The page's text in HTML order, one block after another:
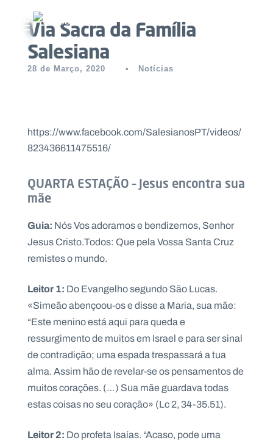
Abrir menu principal
28 de Março, 2020 • Notícias
Via Sacra da Família
Salesiana
https://www.facebook.com/SalesianosPT/videos/
823436611475516/
QUARTA ESTAÇÃO – Jesus encontra sua
mãe
Guia: Nós Vos adoramos e bendizemos, Senhor
Jesus Cristo.Todos: Que pela Vossa Santa Cruz
remistes o mundo.
Leitor 1: Do Evangelho segundo São Lucas.
«Simeão abençoou-os e disse a Maria, sua mãe:
“Este menino está aqui para queda e
ressurgimento de muitos em Israel e para ser sinal
de contradição; uma espada trespassará a tua
alma. Assim hão de revelar-se os pensamentos de
muitos corações. (…) Sua mãe guardava todas
estas coisas no seu coração» (Lc 2, 34-35.51).
Leitor 2: Do profeta Isaías. “Acaso, pode uma
Pesquisar no site
Quem
somos
O
que
fazemos
Recursos
Notícias
P
R
T
A
L
A
I
O
L